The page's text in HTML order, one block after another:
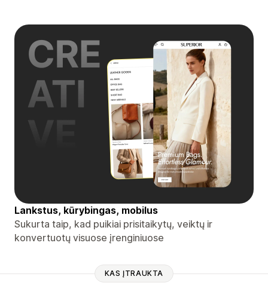
Lankstus, kūrybingas, mobilus
Sukurta taip, kad puikiai prisitaikytų, veiktų ir
konvertuotų visuose įrenginiuose
KAS ĮTRAUKTA